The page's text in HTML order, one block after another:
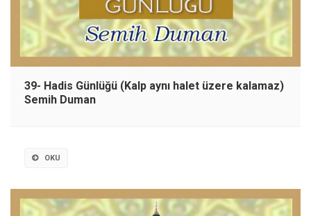
39- Hadis Günlüğü (Kalp aynı halet üzere kalamaz)
Semih Duman
OKU